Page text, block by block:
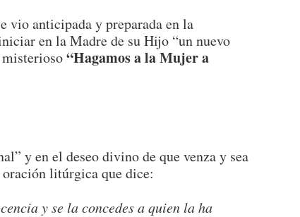
vio anticipada y preparada en la
en la Madre de su Hijo “un nuevo
“Hagamos a la Mujer a
y en el deseo divino de que venza y sea
litúrgica que dice:
y se la concedes a quien la ha